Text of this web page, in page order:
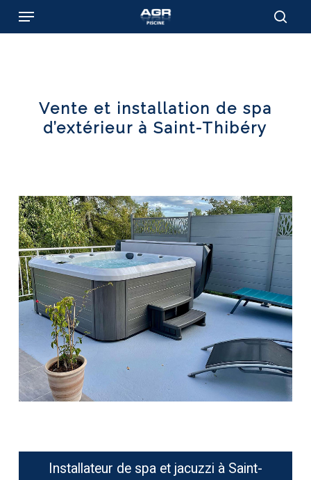
Menu
Vente et installation de spa
d’extérieur à Saint-Thibéry
Installateur de spa et jacuzzi à Saint-